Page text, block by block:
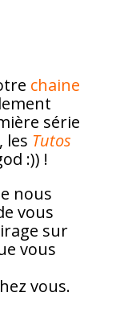
chaine
série
les Tutos
:)) !
nous
vous
sur
vous
vous.